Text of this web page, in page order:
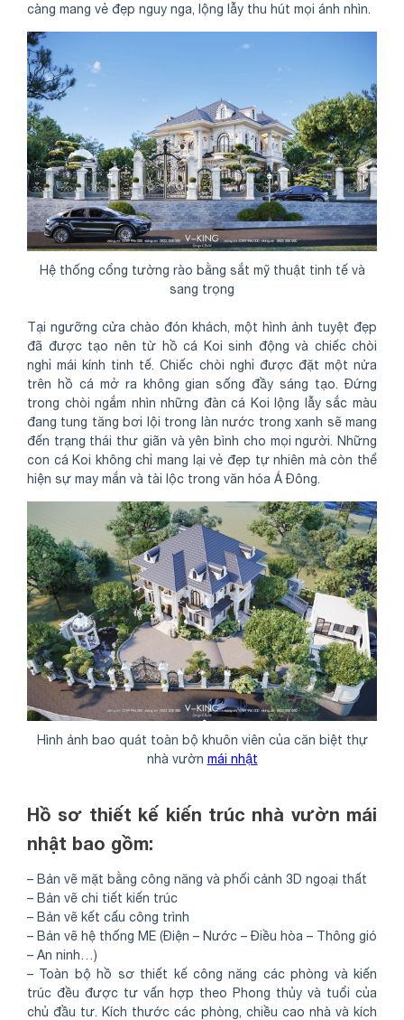
càng mang vẻ đẹp nguy nga, lộng lẫy thu hút mọi ánh nhìn.
Hệ thống cổng tường rào bằng sắt mỹ thuật tinh tế và
sang trọng
Tại ngưỡng cửa chào đón khách, một hình ảnh tuyệt đẹp
đã được tạo nên từ hồ cá Koi sinh động và chiếc chòi
nghỉ mái kính tinh tế. Chiếc chòi nghỉ được đặt một nửa
trên hồ cá mở ra không gian sống đầy sáng tạo. Đứng
trong chòi ngắm nhìn những đàn cá Koi lộng lẫy sắc màu
đang tung tăng bơi lội trong làn nước trong xanh sẽ mang
đến trạng thái thư giãn và yên bình cho mọi người. Những
con cá Koi không chỉ mang lại vẻ đẹp tự nhiên mà còn thể
hiện sự may mắn và tài lộc trong văn hóa Á Đông.
Hình ảnh bao quát toàn bộ khuôn viên của căn biệt thự
nhà vườn mái nhật
Hồ sơ thiết kế kiến trúc nhà vườn mái
nhật bao gồm:
– Bản vẽ mặt bằng công năng và phối cảnh 3D ngoại thất
– Bản vẽ chi tiết kiến trúc
– Bản vẽ kết cấu công trình
– Bản vẽ hệ thống ME (Điện – Nước – Điều hòa – Thông gió
– An ninh…)
– Toàn bộ hồ sơ thiết kế công năng các phòng và kiến
trúc đều được tư vấn hợp theo Phong thủy và tuổi của
chủ đầu tư. Kích thước các phòng, chiều cao nhà và kích